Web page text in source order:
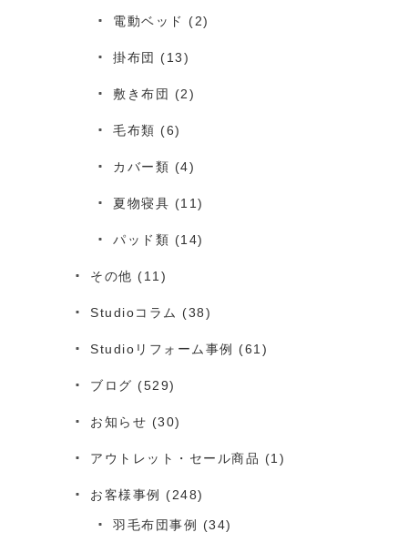
電動ベッド (2)
掛布団 (13)
敷き布団 (2)
毛布類 (6)
カバー類 (4)
夏物寝具 (11)
パッド類 (14)
その他 (11)
Studioコラム (38)
Studioリフォーム事例 (61)
ブログ (529)
お知らせ (30)
アウトレット・セール商品 (1)
お客様事例 (248)
羽毛布団事例 (34)